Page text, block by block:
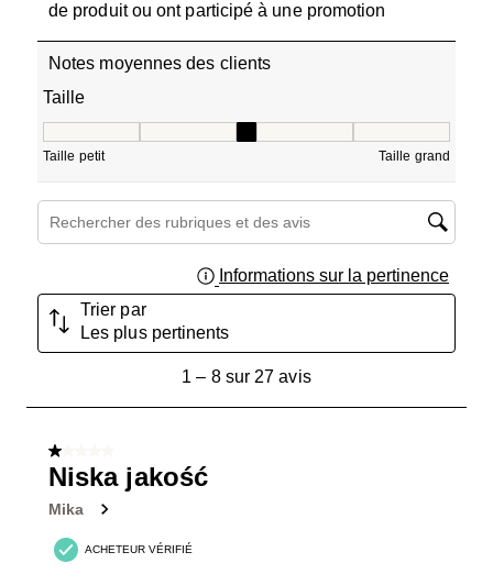
de produit ou ont participé à une promotion
Notes moyennes des clients
Taille
Taille petit Taille grand
Zone de recherche de sujet et d'avis
Informations sur la pertinence
Trier par
Les plus pertinents
sur
avis.
1 – 8 sur 27 avis
1 sur 5 étoiles.
Niska jakość
Mika
ACHETEUR VÉRIFIÉ